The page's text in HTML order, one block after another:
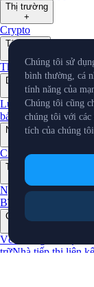
Thị trường
+
Crypto
Tính năng
Thẻ RổEarn Staking
Doanh nghiệp
+
Lưu kýTổ chứcAPI
bán
Chương trình
Nhà phát triển
Cronos PoSCronos
Tài nguyên
+
Nghiên cứuCập
BTC/USD
Công ty
Về Chúng Tôi
trữNhà tiếp thị liên
Chúng tôi sử
bình thường, cá
tính năng của
Chúng tôi cũng
chúng tôi với các
tích của chúng